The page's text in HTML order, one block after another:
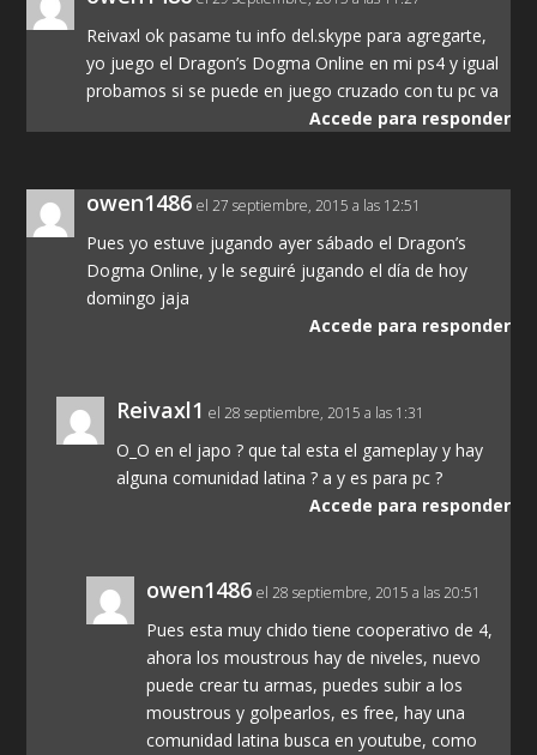
Reivaxl ok pasame tu info del.skype para agregarte,
yo juego el Dragon’s Dogma Online en mi ps4 y igual
probamos si se puede en juego cruzado con tu pc va
Accede para responder
owen1486 el 27 septiembre, 2015 a las 12:51
Pues yo estuve jugando ayer sábado el Dragon’s
Dogma Online, y le seguiré jugando el día de hoy
domingo jaja
Accede para responder
Reivaxl1 el 28 septiembre, 2015 a las 1:31
O_O en el japo ? que tal esta el gameplay y hay
alguna comunidad latina ? a y es para pc ?
Accede para responder
owen1486 el 28 septiembre, 2015 a las 20:51
Pues esta muy chido tiene cooperativo de 4,
ahora los moustrous hay de niveles, nuevo
puede crear tu armas, puedes subir a los
moustrous y golpearlos, es free, hay una
comunidad latina busca en youtube, como